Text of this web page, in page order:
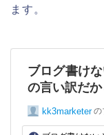
ます。